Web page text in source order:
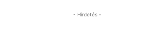
- Hirdetés -